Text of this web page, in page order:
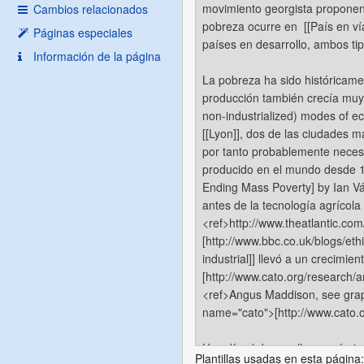
Cambios relacionados
Páginas especiales
Información de la página
Plantillas usadas en esta página: